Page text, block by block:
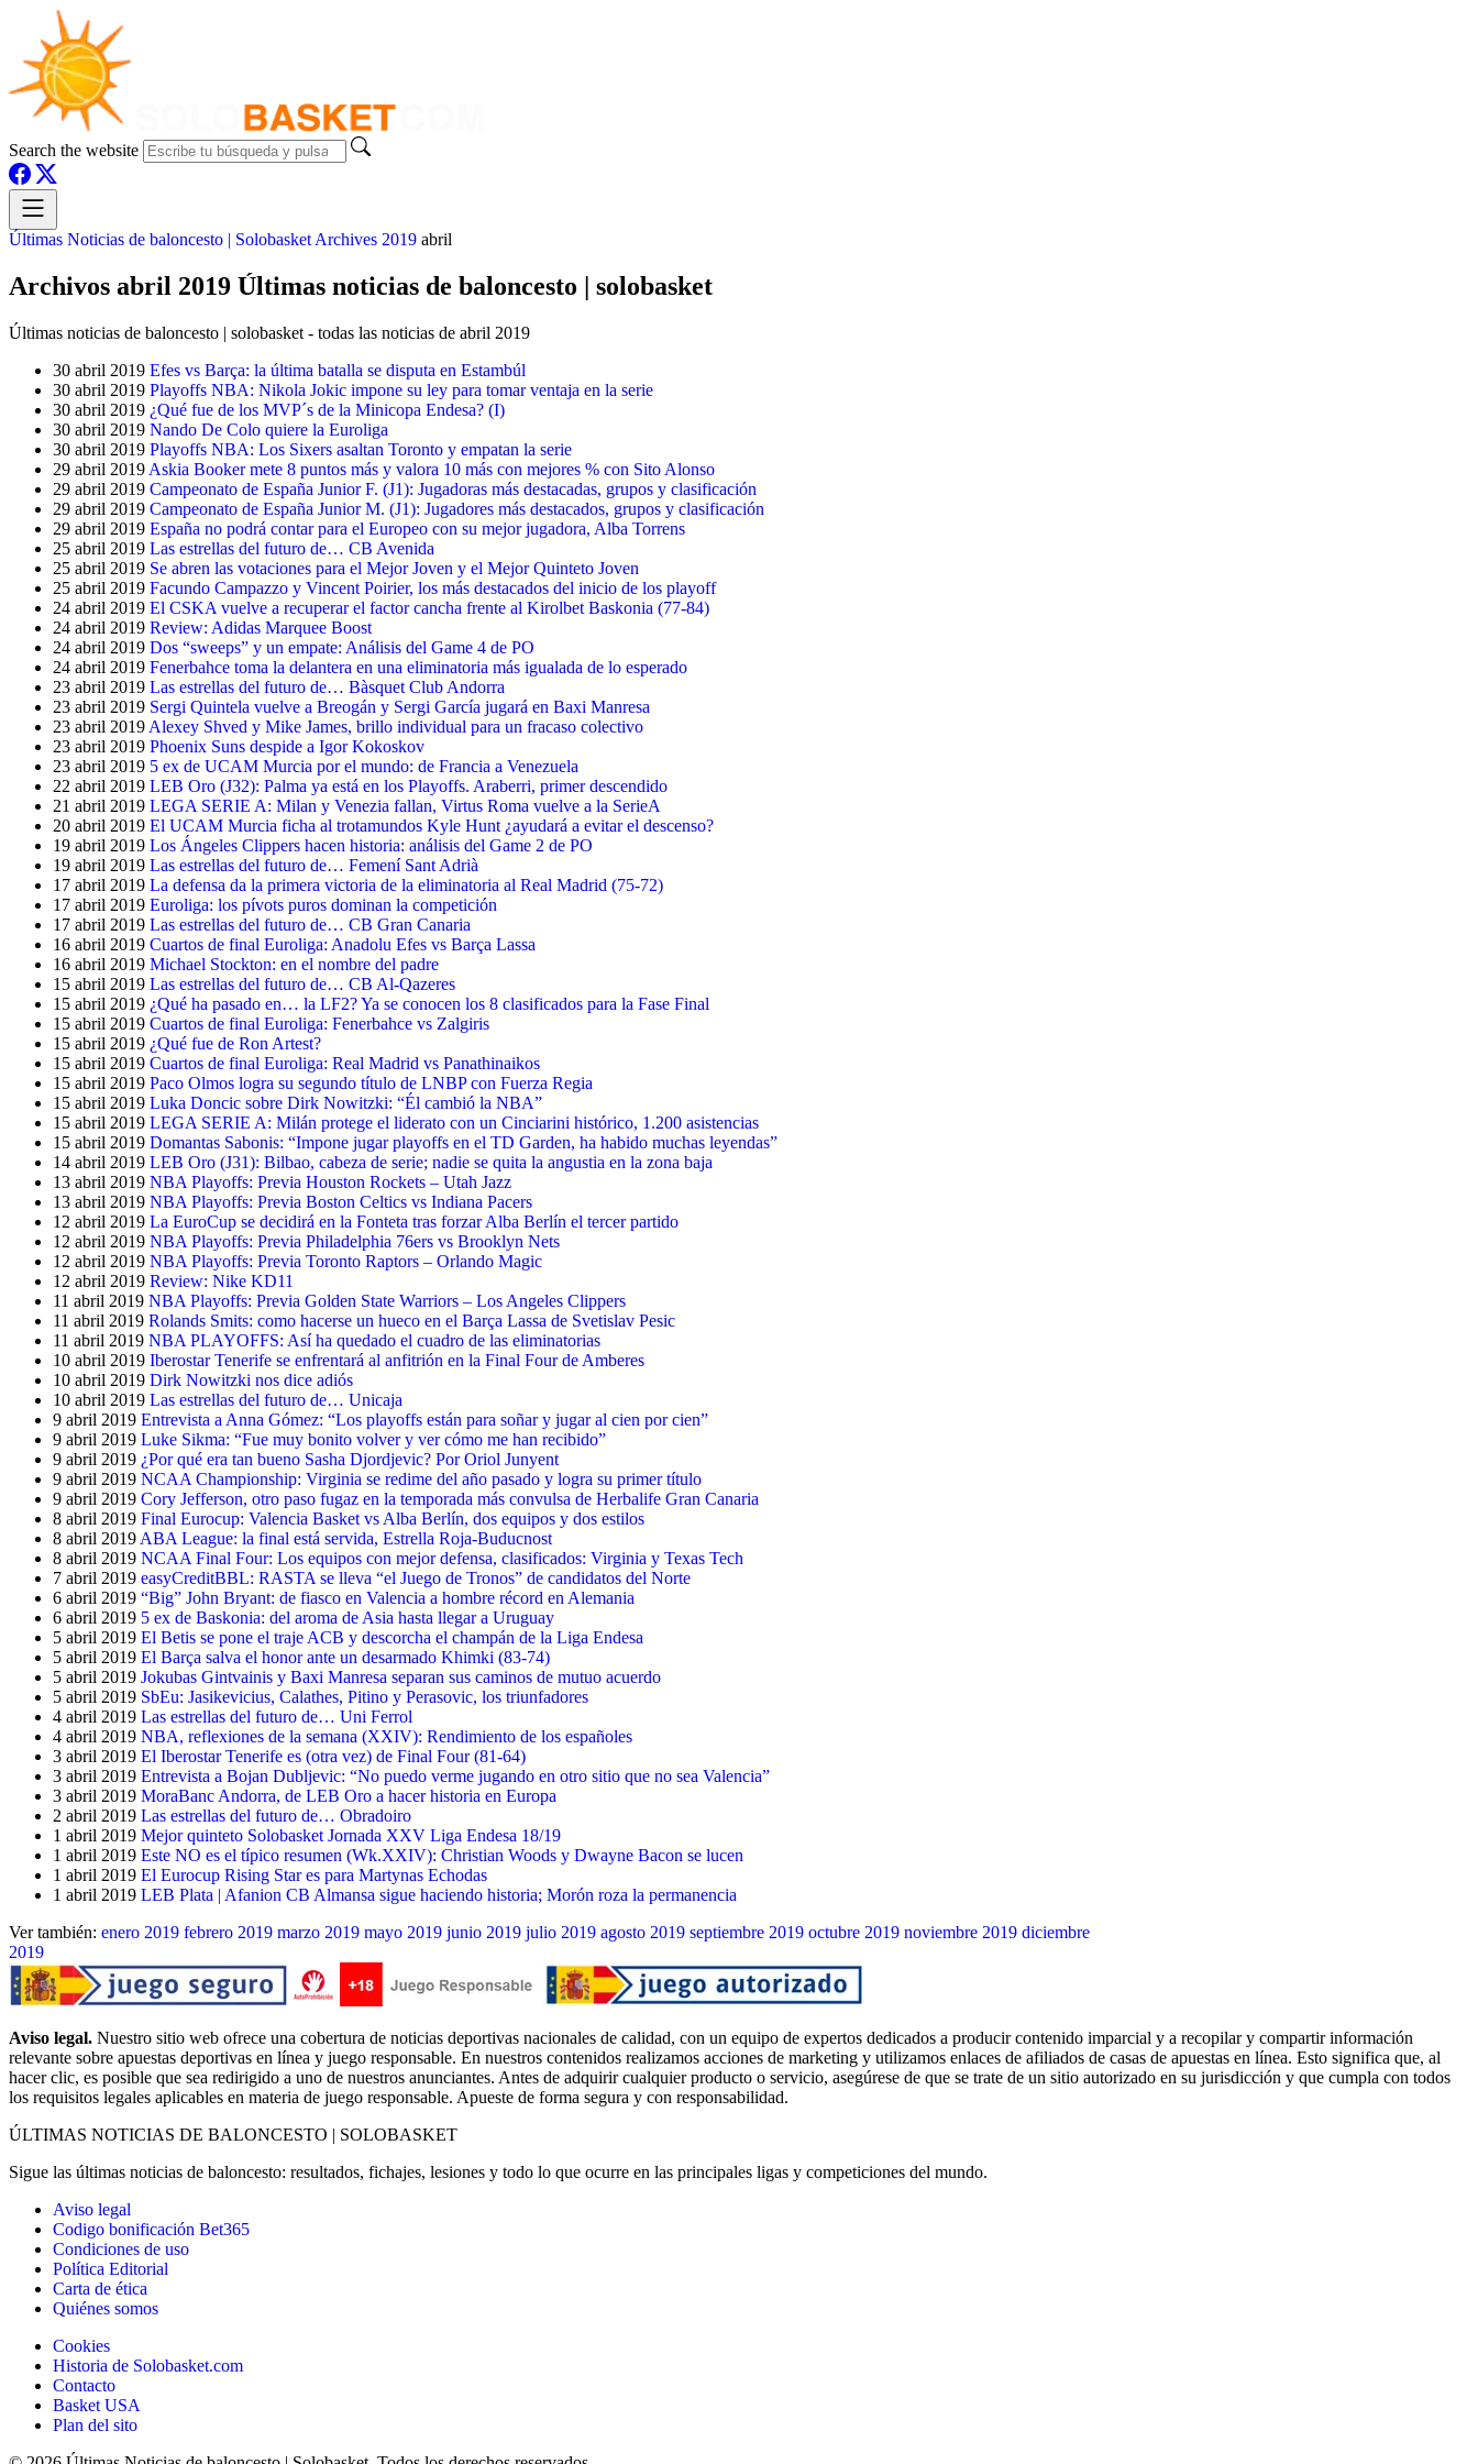
Search the website
Últimas Noticias de baloncesto | Solobasket Archives 2019 abril
Archivos abril 2019 Últimas noticias de baloncesto | solobasket
Últimas noticias de baloncesto | solobasket - todas las noticias de abril 2019
30 abril 2019 Efes vs Barça: la última batalla se disputa en Estambúl
30 abril 2019 Playoffs NBA: Nikola Jokic impone su ley para tomar ventaja en la serie
30 abril 2019 ¿Qué fue de los MVP´s de la Minicopa Endesa? (I)
30 abril 2019 Nando De Colo quiere la Euroliga
30 abril 2019 Playoffs NBA: Los Sixers asaltan Toronto y empatan la serie
29 abril 2019 Askia Booker mete 8 puntos más y valora 10 más con mejores % con Sito Alonso
29 abril 2019 Campeonato de España Junior F. (J1): Jugadoras más destacadas, grupos y clasificación
29 abril 2019 Campeonato de España Junior M. (J1): Jugadores más destacados, grupos y clasificación
29 abril 2019 España no podrá contar para el Europeo con su mejor jugadora, Alba Torrens
25 abril 2019 Las estrellas del futuro de… CB Avenida
25 abril 2019 Se abren las votaciones para el Mejor Joven y el Mejor Quinteto Joven
25 abril 2019 Facundo Campazzo y Vincent Poirier, los más destacados del inicio de los playoff
24 abril 2019 El CSKA vuelve a recuperar el factor cancha frente al Kirolbet Baskonia (77-84)
24 abril 2019 Review: Adidas Marquee Boost
24 abril 2019 Dos “sweeps” y un empate: Análisis del Game 4 de PO
24 abril 2019 Fenerbahce toma la delantera en una eliminatoria más igualada de lo esperado
23 abril 2019 Las estrellas del futuro de… Bàsquet Club Andorra
23 abril 2019 Sergi Quintela vuelve a Breogán y Sergi García jugará en Baxi Manresa
23 abril 2019 Alexey Shved y Mike James, brillo individual para un fracaso colectivo
23 abril 2019 Phoenix Suns despide a Igor Kokoskov
23 abril 2019 5 ex de UCAM Murcia por el mundo: de Francia a Venezuela
22 abril 2019 LEB Oro (J32): Palma ya está en los Playoffs. Araberri, primer descendido
21 abril 2019 LEGA SERIE A: Milan y Venezia fallan, Virtus Roma vuelve a la SerieA
20 abril 2019 El UCAM Murcia ficha al trotamundos Kyle Hunt ¿ayudará a evitar el descenso?
19 abril 2019 Los Ángeles Clippers hacen historia: análisis del Game 2 de PO
19 abril 2019 Las estrellas del futuro de… Femení Sant Adrià
17 abril 2019 La defensa da la primera victoria de la eliminatoria al Real Madrid (75-72)
17 abril 2019 Euroliga: los pívots puros dominan la competición
17 abril 2019 Las estrellas del futuro de… CB Gran Canaria
16 abril 2019 Cuartos de final Euroliga: Anadolu Efes vs Barça Lassa
16 abril 2019 Michael Stockton: en el nombre del padre
15 abril 2019 Las estrellas del futuro de… CB Al-Qazeres
15 abril 2019 ¿Qué ha pasado en… la LF2? Ya se conocen los 8 clasificados para la Fase Final
15 abril 2019 Cuartos de final Euroliga: Fenerbahce vs Zalgiris
15 abril 2019 ¿Qué fue de Ron Artest?
15 abril 2019 Cuartos de final Euroliga: Real Madrid vs Panathinaikos
15 abril 2019 Paco Olmos logra su segundo título de LNBP con Fuerza Regia
15 abril 2019 Luka Doncic sobre Dirk Nowitzki: “Él cambió la NBA”
15 abril 2019 LEGA SERIE A: Milán protege el liderato con un Cinciarini histórico, 1.200 asistencias
15 abril 2019 Domantas Sabonis: “Impone jugar playoffs en el TD Garden, ha habido muchas leyendas”
14 abril 2019 LEB Oro (J31): Bilbao, cabeza de serie; nadie se quita la angustia en la zona baja
13 abril 2019 NBA Playoffs: Previa Houston Rockets – Utah Jazz
13 abril 2019 NBA Playoffs: Previa Boston Celtics vs Indiana Pacers
12 abril 2019 La EuroCup se decidirá en la Fonteta tras forzar Alba Berlín el tercer partido
12 abril 2019 NBA Playoffs: Previa Philadelphia 76ers vs Brooklyn Nets
12 abril 2019 NBA Playoffs: Previa Toronto Raptors – Orlando Magic
12 abril 2019 Review: Nike KD11
11 abril 2019 NBA Playoffs: Previa Golden State Warriors – Los Angeles Clippers
11 abril 2019 Rolands Smits: como hacerse un hueco en el Barça Lassa de Svetislav Pesic
11 abril 2019 NBA PLAYOFFS: Así ha quedado el cuadro de las eliminatorias
10 abril 2019 Iberostar Tenerife se enfrentará al anfitrión en la Final Four de Amberes
10 abril 2019 Dirk Nowitzki nos dice adiós
10 abril 2019 Las estrellas del futuro de… Unicaja
9 abril 2019 Entrevista a Anna Gómez: “Los playoffs están para soñar y jugar al cien por cien”
9 abril 2019 Luke Sikma: “Fue muy bonito volver y ver cómo me han recibido”
9 abril 2019 ¿Por qué era tan bueno Sasha Djordjevic? Por Oriol Junyent
9 abril 2019 NCAA Championship: Virginia se redime del año pasado y logra su primer título
9 abril 2019 Cory Jefferson, otro paso fugaz en la temporada más convulsa de Herbalife Gran Canaria
8 abril 2019 Final Eurocup: Valencia Basket vs Alba Berlín, dos equipos y dos estilos
8 abril 2019 ABA League: la final está servida, Estrella Roja-Buducnost
8 abril 2019 NCAA Final Four: Los equipos con mejor defensa, clasificados: Virginia y Texas Tech
7 abril 2019 easyCreditBBL: RASTA se lleva “el Juego de Tronos” de candidatos del Norte
6 abril 2019 “Big” John Bryant: de fiasco en Valencia a hombre récord en Alemania
6 abril 2019 5 ex de Baskonia: del aroma de Asia hasta llegar a Uruguay
5 abril 2019 El Betis se pone el traje ACB y descorcha el champán de la Liga Endesa
5 abril 2019 El Barça salva el honor ante un desarmado Khimki (83-74)
5 abril 2019 Jokubas Gintvainis y Baxi Manresa separan sus caminos de mutuo acuerdo
5 abril 2019 SbEu: Jasikevicius, Calathes, Pitino y Perasovic, los triunfadores
4 abril 2019 Las estrellas del futuro de… Uni Ferrol
4 abril 2019 NBA, reflexiones de la semana (XXIV): Rendimiento de los españoles
3 abril 2019 El Iberostar Tenerife es (otra vez) de Final Four (81-64)
3 abril 2019 Entrevista a Bojan Dubljevic: “No puedo verme jugando en otro sitio que no sea Valencia”
3 abril 2019 MoraBanc Andorra, de LEB Oro a hacer historia en Europa
2 abril 2019 Las estrellas del futuro de… Obradoiro
1 abril 2019 Mejor quinteto Solobasket Jornada XXV Liga Endesa 18/19
1 abril 2019 Este NO es el típico resumen (Wk.XXIV): Christian Woods y Dwayne Bacon se lucen
1 abril 2019 El Eurocup Rising Star es para Martynas Echodas
1 abril 2019 LEB Plata | Afanion CB Almansa sigue haciendo historia; Morón roza la permanencia
Ver también: enero 2019 febrero 2019 marzo 2019 mayo 2019 junio 2019 julio 2019 agosto 2019 septiembre 2019 octubre 2019 noviembre 2019 diciembre
2019
Aviso legal. Nuestro sitio web ofrece una cobertura de noticias deportivas nacionales de calidad, con un equipo de expertos dedicados a producir contenido imparcial y a recopilar y compartir información
relevante sobre apuestas deportivas en línea y juego responsable. En nuestros contenidos realizamos acciones de marketing y utilizamos enlaces de afiliados de casas de apuestas en línea. Esto significa que, al
hacer clic, es posible que sea redirigido a uno de nuestros anunciantes. Antes de adquirir cualquier producto o servicio, asegúrese de que se trate de un sitio autorizado en su jurisdicción y que cumpla con todos
los requisitos legales aplicables en materia de juego responsable. Apueste de forma segura y con responsabilidad.
ÚLTIMAS NOTICIAS DE BALONCESTO | SOLOBASKET
Sigue las últimas noticias de baloncesto: resultados, fichajes, lesiones y todo lo que ocurre en las principales ligas y competiciones del mundo.
Aviso legal
Codigo bonificación Bet365
Condiciones de uso
Política Editorial
Carta de ética
Quiénes somos
Cookies
Historia de Solobasket.com
Contacto
Basket USA
Plan del sito